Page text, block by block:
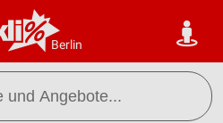
Berlin